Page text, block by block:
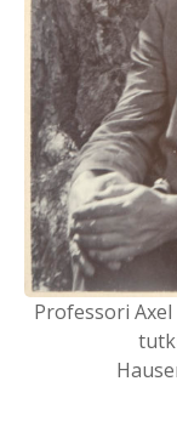
Professori